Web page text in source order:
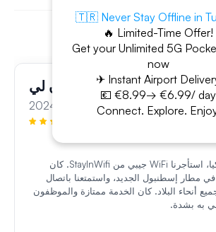
جون لي
10 مارس 2024
خلال رحلتنا إلى تركيا، استأجرنا WiFi جيبي من StayInWifi. كان
في مطار إسطنبول الجديد، واستمتعنا باتصال
أنحاء البلاد. كان الخدمة ممتازة والموظفون
به بشدة.
🇹🇷 Never Stay Offline in
🔥 Limited-Time Offer!
Get your Unlimited 5G
now
✈ Instant Airport
💶 €8.99→ €6.99/ day
Connect. Explore.